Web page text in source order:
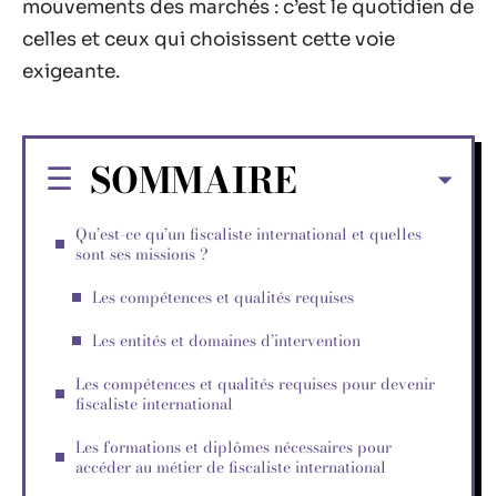
mouvements des marchés : c’est le quotidien de
celles et ceux qui choisissent cette voie
exigeante.
SOMMAIRE
Qu’est-ce qu’un fiscaliste international et quelles
sont ses missions ?
Les compétences et qualités requises
Les entités et domaines d’intervention
Les compétences et qualités requises pour devenir
fiscaliste international
Les formations et diplômes nécessaires pour
accéder au métier de fiscaliste international